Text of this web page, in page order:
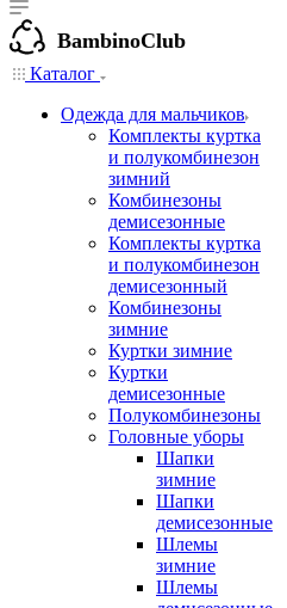
BambinoClub
Каталог
Одежда для мальчиков
Комплекты куртка
и полукомбинезон
зимний
Комбинезоны
демисезонные
Комплекты куртка
и полукомбинезон
демисезонный
Комбинезоны
зимние
Куртки зимние
Куртки
демисезонные
Полукомбинезоны
Головные уборы
Шапки
зимние
Шапки
демисезонные
Шлемы
зимние
Шлемы